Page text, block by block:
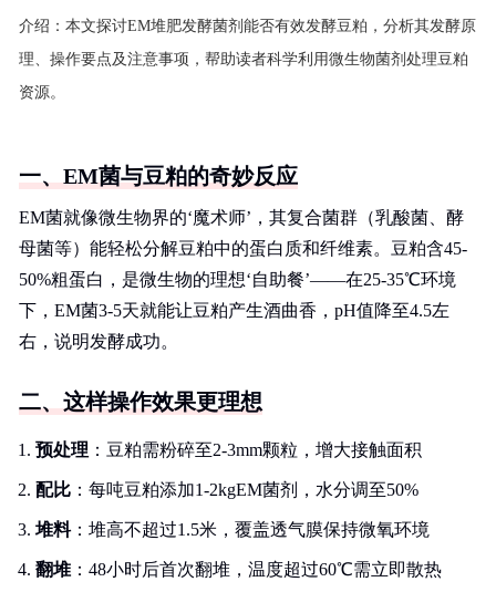
介绍： 本文探讨EM堆肥发酵菌剂能否有效发酵豆粕，分析其发酵原
理、操作要点及注意事项，帮助读者科学利用微生物菌剂处理豆粕
资源。
一、EM菌与豆粕的奇妙反应
EM菌就像微生物界的‘魔术师’，其复合菌群（乳酸菌、酵
母菌等）能轻松分解豆粕中的蛋白质和纤维素。豆粕含45-
50%粗蛋白，是微生物的理想‘自助餐’——在25-35℃环境
下，EM菌3-5天就能让豆粕产生酒曲香，pH值降至4.5左
右，说明发酵成功。
二、这样操作效果更理想
预处理 ：豆粕需粉碎至2-3mm颗粒，增大接触面积
配比 ：每吨豆粕添加1-2kgEM菌剂，水分调至50%
堆料：堆高不超过1.5米，覆盖透气膜保持微氧环境
翻堆 ：48小时后首次翻堆，温度超过60℃需立即散热